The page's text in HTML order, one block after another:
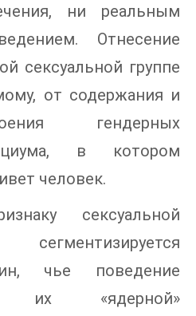
ни реальным
Отнесение
сексуальной группе
от содержания и
гендерных
в котором
человек.
сексуальной
чье поведение
их «ядерной»